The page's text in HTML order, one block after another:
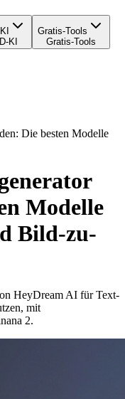
KI
Gratis-Tools
Gratis-Tools
Die besten Modelle
Modelle
Bild-zu-
HeyDream AI für Text-
mit
2.